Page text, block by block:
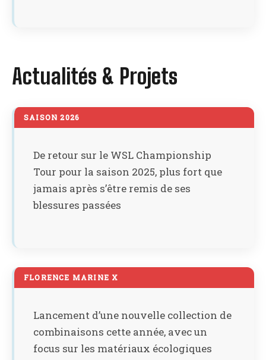
Actualités & Projets
SAISON 2026
De retour sur le WSL Championship
Tour pour la saison 2025, plus fort que
jamais après s’être remis de ses
blessures passées
FLORENCE MARINE X
Lancement d’une nouvelle collection de
combinaisons cette année, avec un
focus sur les matériaux écologiques